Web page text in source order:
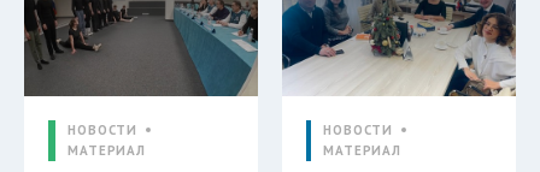
НОВОСТИ
МАТЕРИАЛ
НОВОСТИ
МАТЕРИАЛ